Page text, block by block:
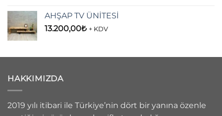
AHŞAP TV ÜNİTESİ
13.200,00₺ + KDV
HAKKIMIZDA
2019 yılı itibari ile Türkiye’nin dört bir yanına özenle